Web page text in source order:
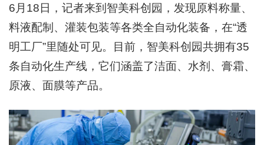
6月18日，记者来到智美科创园，发现原料称量、
料液配制、灌装包装等各类全自动化装备，在“透
明工厂”里随处可见。目前，智美科创园共拥有35
条自动化生产线，它们涵盖了洁⾯、⽔剂、膏霜、
原液、⾯膜等产品。